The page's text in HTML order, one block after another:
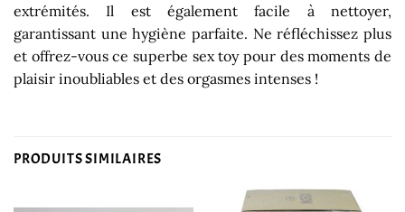
extrémités. Il est également facile à nettoyer,
garantissant une hygiène parfaite. Ne réfléchissez plus
et offrez-vous ce superbe sex toy pour des moments de
plaisir inoubliables et des orgasmes intenses !
PRODUITS SIMILAIRES